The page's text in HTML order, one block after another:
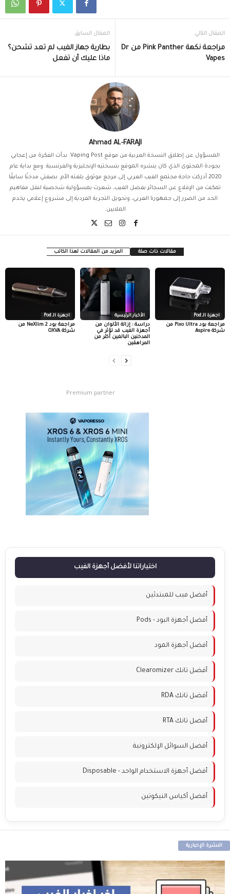
المقال السابق
بطارية جهاز الفيب لم تعد تشحن؟
ماذا عليك أن تفعل
المقال التالي
مراجعة نكهة Pink Panther من Dr
Vapes
Ahmad AL-FARAJI
المسؤول عن إطلاق النسخة العربية من موقع Vaping Post. بدأت الفكرة من إعجابي
بجودة المحتوى الذي كان ينشره الموقع بنسختيه الإنجليزية والفرنسية. ومع بداية عام
2020 أدركت حاجة مجتمع الفيب العربي إلى مرجع موثوق بلغته الأم. بصفتي مدخنًا سابقًا
تمكنت من الإقلاع عن السجائر بفضل الفيب، شعرت بمسؤولية شخصية لنقل مفاهيم
الحد من الضرر إلى جمهورنا العربي، وتحويل التجربة الفردية إلى مشروع إعلامي يخدم
الملايين.
مقالات ذات صلة المزيد من المقالات لهذا الكاتب
اجهزة الـ Pod
مراجعة بود NeXlim 2 من
شركة OXVA
الأخبار الرئيسية
دراسة : إزالة الألوان من
أجهزة الفيب قد تؤثر في
المدخنين البالغين أكثر من
المراهقين
اجهزة الـ Pod
مراجعة بود Pixo Ultra من
شركة Aspire
Premium partner
اختياراتنا لأفضل أجهزة الفيب
أفضل فيب للمبتدئين
أفضل أجهزة البود - Pods
أفضل أجهزة المود
أفضل تانك Clearomizer
أفضل تانك RDA
أفضل تانك RTA
أفضل السوائل الإلكترونية
أفضل أجهزة الاستخدام الواحد - Disposable
أفضل أكياس النيكوتين
النشرة الإخبارية